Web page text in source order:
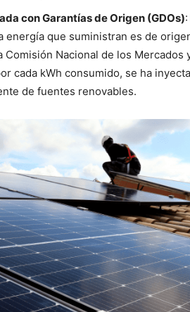
con Garantías de Origen (GDOs)
energía que suministran es de
Comisión Nacional de los Mercados
cada kWh consumido, se ha
de fuentes renovables.